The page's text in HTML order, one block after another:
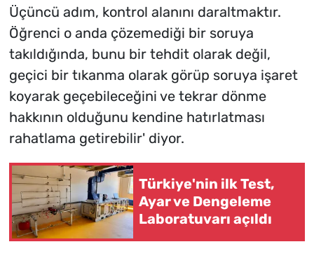
Üçüncü adım, kontrol alanını daraltmaktır.
Öğrenci o anda çözemediği bir soruya
takıldığında, bunu bir tehdit olarak değil,
geçici bir tıkanma olarak görüp soruya işaret
koyarak geçebileceğini ve tekrar dönme
hakkının olduğunu kendine hatırlatması
rahatlama getirebilir' diyor.
Türkiye'nin ilk Test,
Ayar ve Dengeleme
Laboratuvarı açıldı